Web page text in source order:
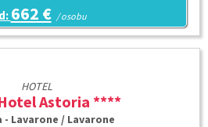
662 € / osobu
HOTEL
Astoria ****
- Lavarone / Lavarone